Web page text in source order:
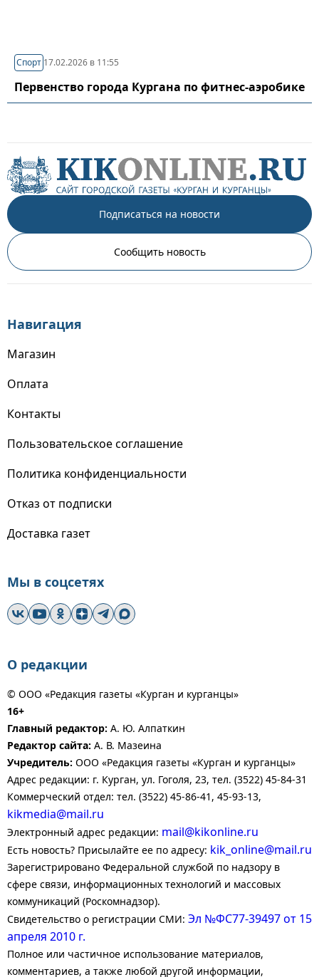
Спорт 17.02.2026 в 11:55
Первенство города Кургана по фитнес-аэробике
Подписаться на новости
Сообщить новость
Навигация
Магазин
Оплата
Контакты
Пользовательское соглашение
Политика конфиденциальности
Отказ от подписки
Доставка газет
Мы в соцсетях
О редакции
© ООО «Редакция газеты «Курган и курганцы»
16+
Главный редактор: А. Ю. Алпаткин
Редактор сайта: А. В. Мазеина
Учредитель: ООО «Редакция газеты «Курган и курганцы»
Адрес редакции: г. Курган, ул. Гоголя, 23, тел. (3522) 45-84-31
Коммерческий отдел: тел. (3522) 45-86-41, 45-93-13,
kikmedia@mail.ru
Электронный адрес редакции: mail@kikonline.ru
Есть новость? Присылайте ее по адресу: kik_online@mail.ru
Зарегистрировано Федеральной службой по надзору в
сфере связи, информационных технологий и массовых
коммуникаций (Роскомнадзор).
Свидетельство о регистрации СМИ: Эл №ФС77-39497 от 15
апреля 2010 г.
Полное или частичное использование материалов,
комментариев, а также любой другой информации,